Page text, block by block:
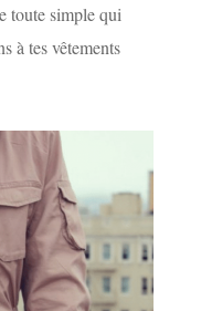
toute simple qui
à tes vêtements